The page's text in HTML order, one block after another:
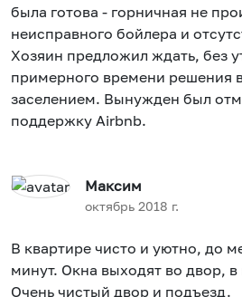
была готова - горничная не
неисправного бойлера и
Хозяин предложил ждать, без
примерного времени решения
заселением. Вынужден был
поддержку Airbnb.
Максим
октябрь 2018 г.
В квартире чисто и уютно, до
минут. Окна выходят во двор, в
Очень чистый двор и подъезд.